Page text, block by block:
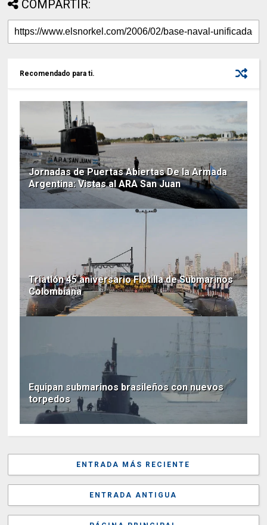
COMPARTIR:
Recomendado para ti.
Jornadas de Puertas Abiertas De la Armada
Argentina: Vistas al ARA San Juan
Triatlón 45 aniversario Flotilla de Submarinos
Colombiana
Equipan submarinos brasileños con nuevos
torpedos
ENTRADA MÁS RECIENTE
ENTRADA ANTIGUA